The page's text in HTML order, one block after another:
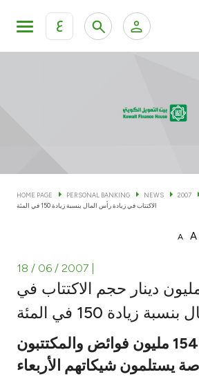
ع
KFH Online Corporate Banking
Cards
Banking Tiers
Investment
Tools & Services
HOME PAGE PERSONAL BANKING NEWS 2007
الاكتتاب في زيادة رأس المال بنسبة زيادة 150 في المئة
A A
18 / 06 / 2007
460 مليون دينار حجم الاكتتاب في
زيادة 150 في المئة
الغيث : 154 مليون فوائض والمكتتبون
يستلمون شيكاتهم الأربعاء